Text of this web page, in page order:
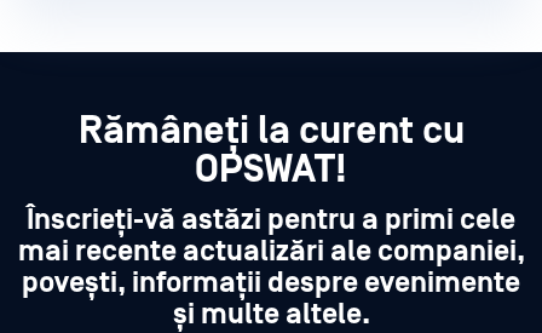
Rămâneți la curent cu
OPSWAT!
Înscrieți-vă astăzi pentru a primi cele
mai recente actualizări ale companiei,
povești, informații despre evenimente
și multe altele.